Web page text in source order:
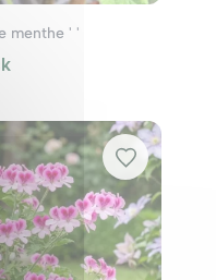
les roses ou
explosion
menthe ' '